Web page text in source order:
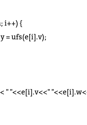
i++) {
= ufs(e[i].v);
" "<<e[i].v<<"